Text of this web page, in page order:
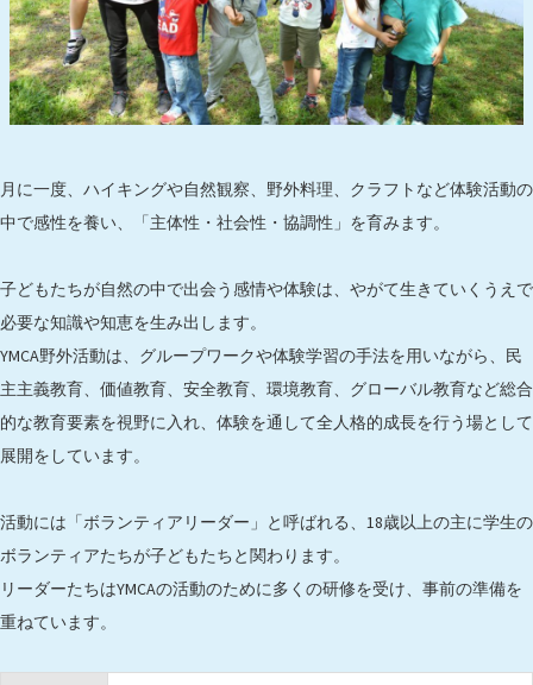
月に一度、ハイキングや自然観察、野外料理、クラフトなど体験活動の
中で感性を養い、「主体性・社会性・協調性」を育みます。
子どもたちが自然の中で出会う感情や体験は、やがて生きていくうえで
必要な知識や知恵を生み出します。
YMCA野外活動は、グループワークや体験学習の手法を用いながら、民
主主義教育、価値教育、安全教育、環境教育、グローバル教育など総合
的な教育要素を視野に入れ、体験を通して全人格的成長を行う場として
展開をしています。
活動には「ボランティアリーダー」と呼ばれる、18歳以上の主に学生の
ボランティアたちが子どもたちと関わります。
リーダーたちはYMCAの活動のために多くの研修を受け、事前の準備を
重ねています。